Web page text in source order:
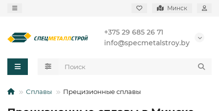
Минск
+375 29 685 26 71
info@specmetalstroy.by
Сплавы Прецизионные сплавы